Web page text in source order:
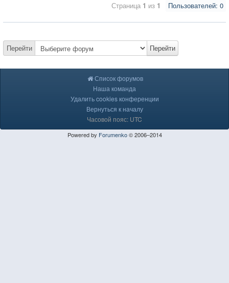
Пользователей: 0
Страница 1 из 1
Перейти Перейти
Список форумов
Наша команда
Удалить cookies конференции
Вернуться к началу
Часовой пояс: UTC
Powered by Forumenko© 2006–2014